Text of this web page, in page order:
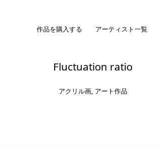
作品を購入する アーティスト一覧
Fluctuation ratio
アクリル画, アート作品